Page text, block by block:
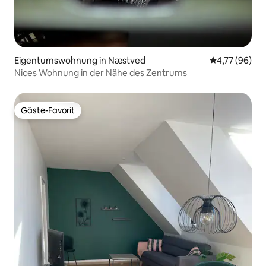
Eigentumswohnung in Næstved
4,77 (96)
Nices Wohnung in der Nähe des Zentrums
Gäste-Favorit
Gäste-Favorit